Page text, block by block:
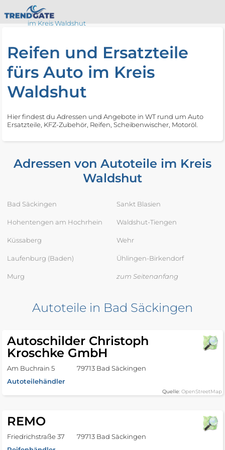
im Kreis Waldshut
Reifen und Ersatzteile
fürs Auto im Kreis
Waldshut
Hier findest du Adressen und Angebote in WT rund um Auto
Ersatzteile, KFZ-Zubehör, Reifen, Scheibenwischer, Motoröl.
Adressen von Autoteile im Kreis
Waldshut
Bad Säckingen
Hohentengen am Hochrhein
Küssaberg
Laufenburg (Baden)
Murg
Sankt Blasien
Waldshut-Tiengen
Wehr
Ühlingen-Birkendorf
zum Seitenanfang
Autoteile in Bad Säckingen
Autoschilder Christoph
Kroschke GmbH
Am Buchrain 5
79713 Bad Säckingen
Autoteilehändler
Quelle: OpenStreetMap
REMO
Friedrichstraße 37
79713 Bad Säckingen